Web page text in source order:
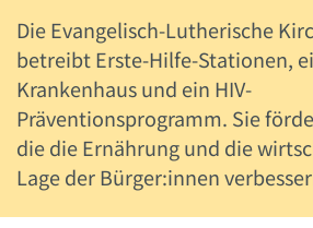
Die Evangelisch-Lutherische
betreibt Erste-Hilfe-Stationen,
Krankenhaus und ein HIV-
Präventionsprogramm. Sie
die die Ernährung und die
Lage der Bürger:innen